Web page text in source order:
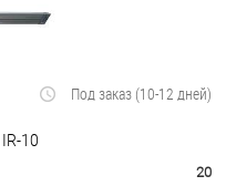
Под заказ (10-12 дней)
10
20